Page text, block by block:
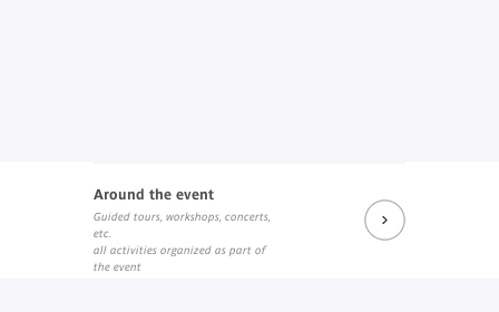
Around the event
Guided tours, workshops, concerts,
etc.
all activities organized as part of
the event